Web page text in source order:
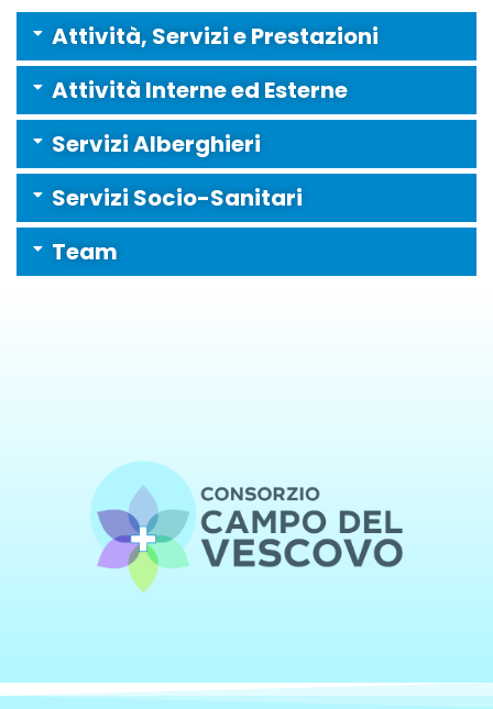
Attività, Servizi e Prestazioni
Attività Interne ed Esterne
Servizi Alberghieri
Servizi Socio-Sanitari
Team